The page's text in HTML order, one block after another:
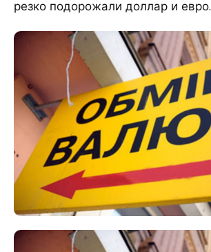
резко подорожали доллар и евро.